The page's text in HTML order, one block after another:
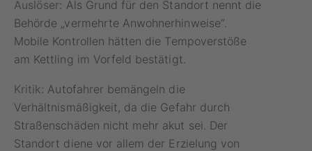
Auslöser: Als Grund für den Standort nennt die
Behörde „vermehrte Anwohnerhinweise“.
Mobile Kontrollen hätten die Tempoverstöße
am Kettling im Vorfeld bestätigt.
Kritik: Autofahrer bemängeln die
Verhältnismäßigkeit, da die Gefahr durch
Straßenschäden nicht mehr akut sei. Der
Standort diene vor allem der Erzielung von